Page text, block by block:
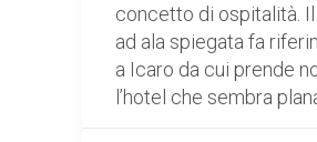
concetto di ospitalità.
ad ala spiegata fa
a Icaro da cui prende
l’hotel che sembra